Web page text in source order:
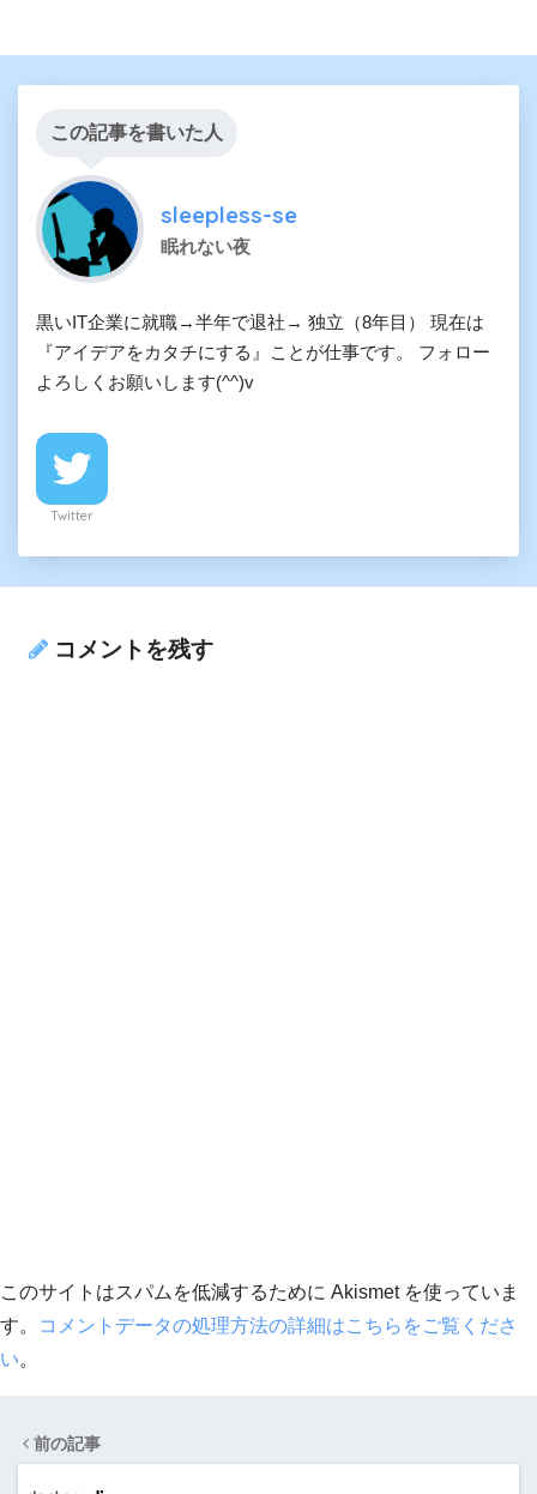
この記事を書いた人
sleepless-se
眠れない夜
黒いIT企業に就職→半年で退社→ 独立（8年目） 現在は
『アイデアをカタチにする』ことが仕事です。 フォロー
よろしくお願いします(^^)v
Twitter
コメントを残す
このサイトはスパムを低減するために Akismet を使っていま
す。
コメントデータの処理方法の詳細はこちらをご覧くださ
い。
前の記事